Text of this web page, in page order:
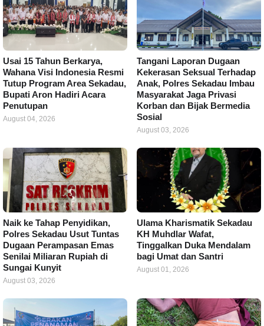
Usai 15 Tahun Berkarya,
Wahana Visi Indonesia Resmi
Tutup Program Area Sekadau,
Bupati Aron Hadiri Acara
Penutupan
August 04, 2026
Tangani Laporan Dugaan
Kekerasan Seksual Terhadap
Anak, Polres Sekadau Imbau
Masyarakat Jaga Privasi
Korban dan Bijak Bermedia
Sosial
August 03, 2026
Naik ke Tahap Penyidikan,
Polres Sekadau Usut Tuntas
Dugaan Perampasan Emas
Senilai Miliaran Rupiah di
Sungai Kunyit
August 03, 2026
Ulama Kharismatik Sekadau
KH Muhdlar Wafat,
Tinggalkan Duka Mendalam
bagi Umat dan Santri
August 01, 2026